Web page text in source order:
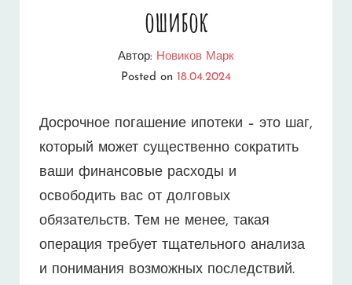
ошибок
Автор: Новиков Марк
Posted on 18.04.2024
Досрочное погашение ипотеки – это шаг,
который может существенно сократить
ваши финансовые расходы и
освободить вас от долговых
обязательств. Тем не менее, такая
операция требует тщательного анализа
и понимания возможных последствий.